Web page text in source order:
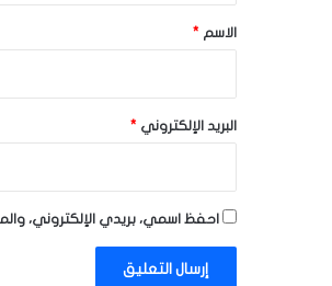
*الاسم *
البريد الإلكتروني *
احفظ اسمي، بريدي الإلكتروني،